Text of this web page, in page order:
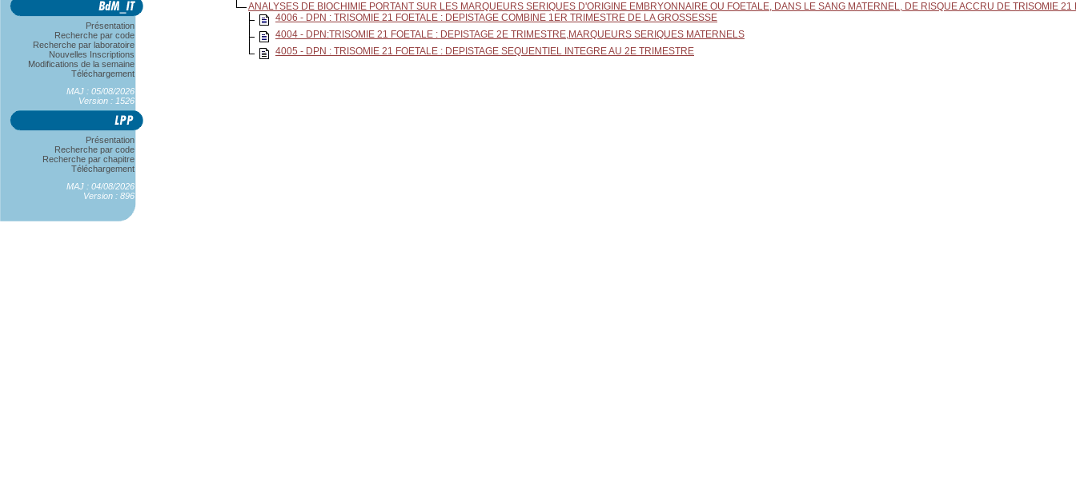
Présentation
Recherche par code
Recherche par laboratoire
Nouvelles Inscriptions
Modifications de la semaine
Téléchargement
MAJ : 05/08/2026
Version : 1526
Présentation
Recherche par code
Recherche par chapitre
Téléchargement
MAJ : 04/08/2026
Version : 896
ANALYSES DE BIOCHIMIE PORTANT SUR LES MARQUEURS SERIQUES D'ORIGINE EMBRYONNAIRE OU FOETALE, DANS LE SANG MATERNEL, DE RISQUE ACCRU DE TRISOMIE 21
4006 - DPN : TRISOMIE 21 FOETALE : DEPISTAGE COMBINE 1ER TRIMESTRE DE LA GROSSESSE
4004 - DPN:TRISOMIE 21 FOETALE : DEPISTAGE 2E TRIMESTRE,MARQUEURS SERIQUES MATERNELS
4005 - DPN : TRISOMIE 21 FOETALE : DEPISTAGE SEQUENTIEL INTEGRE AU 2E TRIMESTRE